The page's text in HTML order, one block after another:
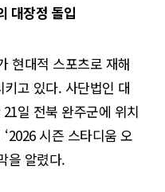
대장정 돌입
현대적 스포츠로 재해
고 있다. 사단법인 대
일 전북 완주군에 위치
시즌 스타디움 오
을 알렸다.